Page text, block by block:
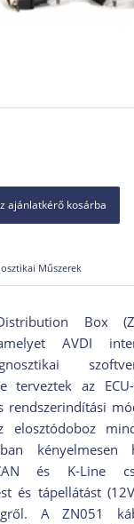
ajánlatkérő kosárba
Műszerek
Box
AVDI
terveztek az
rendszerindítási
elosztódoboz
kényelmesen
és K-Line
és tápellátást
A ZN051